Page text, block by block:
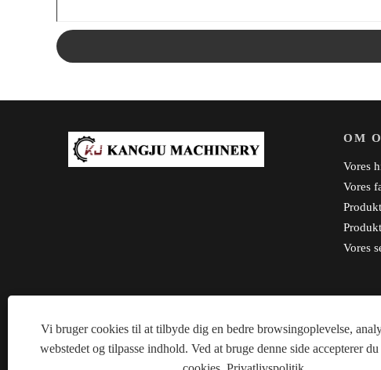
Vi bruger cookies til at tilbyde dig en bedre browsingoplevelse,
webstedet og tilpasse indhold. Ved at bruge denne side accepterer
OM
Vores
Vores
Vores
Copyright ©